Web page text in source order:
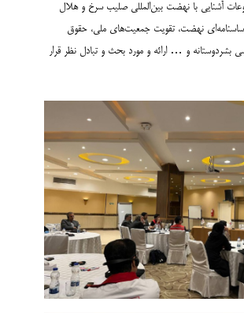
آشنایی با نهضت بین‌المللی صلیب سرخ‌ و هلال
نهضت، تقویت جمعیت‌های ملی، حقوق
بشردوستانه و … ارائه و مورد بحث و تبادل نظر قرار